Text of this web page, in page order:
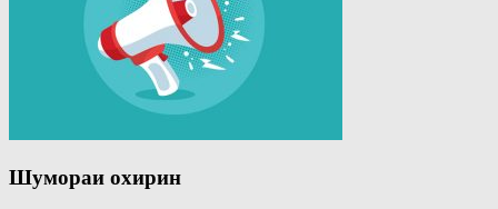
Шумораи охирин